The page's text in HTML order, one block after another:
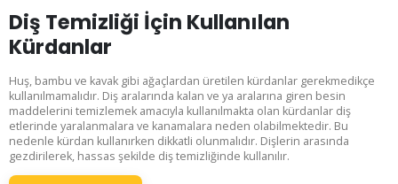
Diş Temizliği İçin Kullanılan
Kürdanlar
Huş, bambu ve kavak gibi ağaçlardan üretilen kürdanlar gerekmedikçe
kullanılmamalıdır. Diş aralarında kalan ve ya aralarına giren besin
maddelerini temizlemek amacıyla kullanılmakta olan kürdanlar diş
etlerinde yaralanmalara ve kanamalara neden olabilmektedir. Bu
nedenle kürdan kullanırken dikkatli olunmalıdır. Dişlerin arasında
gezdirilerek, hassas şekilde diş temizliğinde kullanılır.